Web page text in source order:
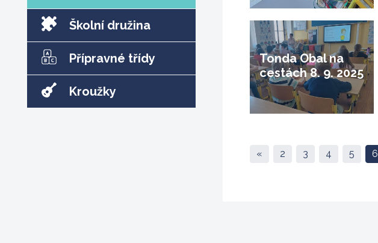
Školní družina
Přípravné třídy
Kroužky
Tonda Obal na
cestách 8. 9. 2025
« 2 3 4 5 6